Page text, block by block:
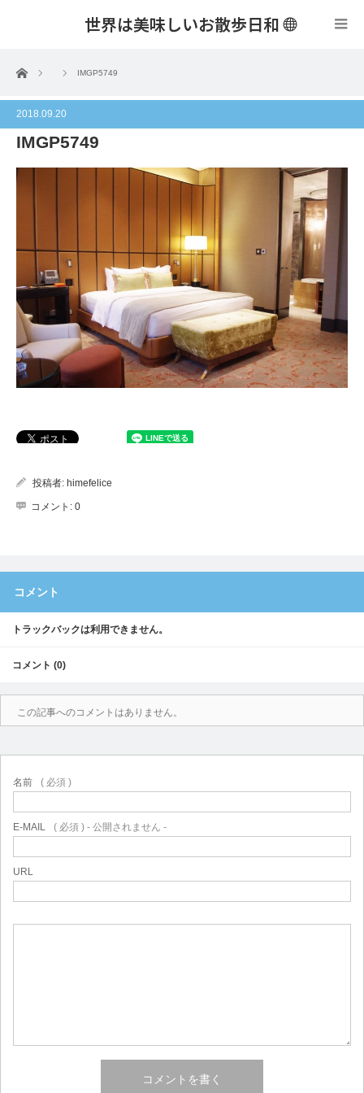
世界は美味しいお散歩日和
ホーム IMGP5749
2018.09.20
IMGP5749
投稿者: himefelice
コメント: 0
コメント
トラックバックは利用できません。
コメント (0)
この記事へのコメントはありません。
名前 ( 必須 )
E-MAIL ( 必須 ) - 公開されません -
URL